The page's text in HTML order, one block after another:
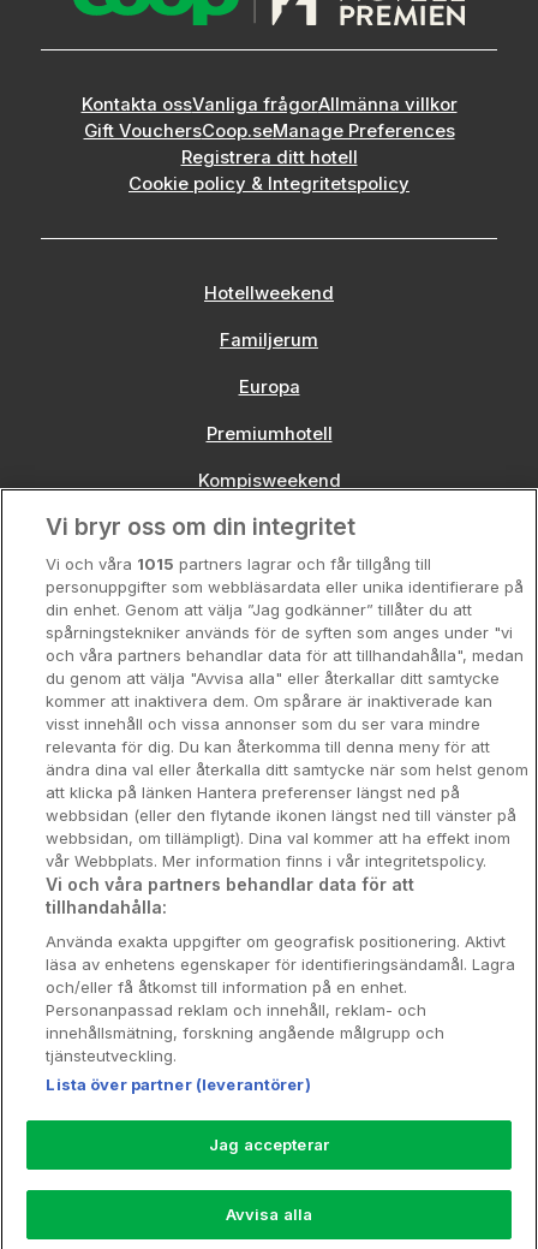
Kontakta ossVanliga frågorAllmänna villkor
Gift VouchersCoop.seManage Preferences
Registrera ditt hotell
Cookie policy & Integritetspolicy
Hotellweekend
Familjerum
Europa
Premiumhotell
Kompisweekend
Storstadsweekend
Hotellrum under 995 kr
Spahotell
Sydsverige
Om Hotellpremien
Nya hotell
Stadsweekend
Booking Enquiries:
Hotellsupport:scandinavian@digibreaks.com
Hotellpremien.se av en del av Coop
Sverige. Coop Sverige 171 88 Solna,
Telefon: 010-742 00 00, Org.nr: 556710-
Läs mer om Coops Partnererbjudande:
www.coop.se/medlem/partnererbjudande
Vi bryr oss om din integritet
Vi och våra 1015 partners lagrar och får tillgång till
personuppgifter som webbläsardata eller unika identifierare på
din enhet. Genom att välja ”Jag godkänner” tillåter du att
spårningstekniker används för de syften som anges under "vi
och våra partners behandlar data för att tillhandahålla", medan
du genom att välja "Avvisa alla" eller återkallar ditt samtycke
kommer att inaktivera dem. Om spårare är inaktiverade kan
visst innehåll och vissa annonser som du ser vara mindre
relevanta för dig. Du kan återkomma till denna meny för att
ändra dina val eller återkalla ditt samtycke när som helst genom
att klicka på länken Hantera preferenser längst ned på
webbsidan (eller den flytande ikonen längst ned till vänster på
webbsidan, om tillämpligt). Dina val kommer att ha effekt inom
vår Webbplats. Mer information finns i vår integritetspolicy.
Vi och våra partners behandlar data för att
tillhandahålla:
Använda exakta uppgifter om geografisk positionering. Aktivt
läsa av enhetens egenskaper för identifieringsändamål. Lagra
och/eller få åtkomst till information på en enhet.
Personanpassad reklam och innehåll, reklam- och
innehållsmätning, forskning angående målgrupp och
tjänsteutveckling.
Lista över partner (leverantörer)
Jag accepterar
Avvisa alla